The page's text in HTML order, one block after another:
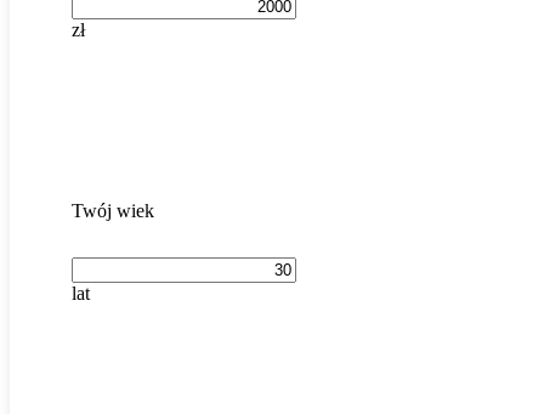
zł
Twój wiek
lat